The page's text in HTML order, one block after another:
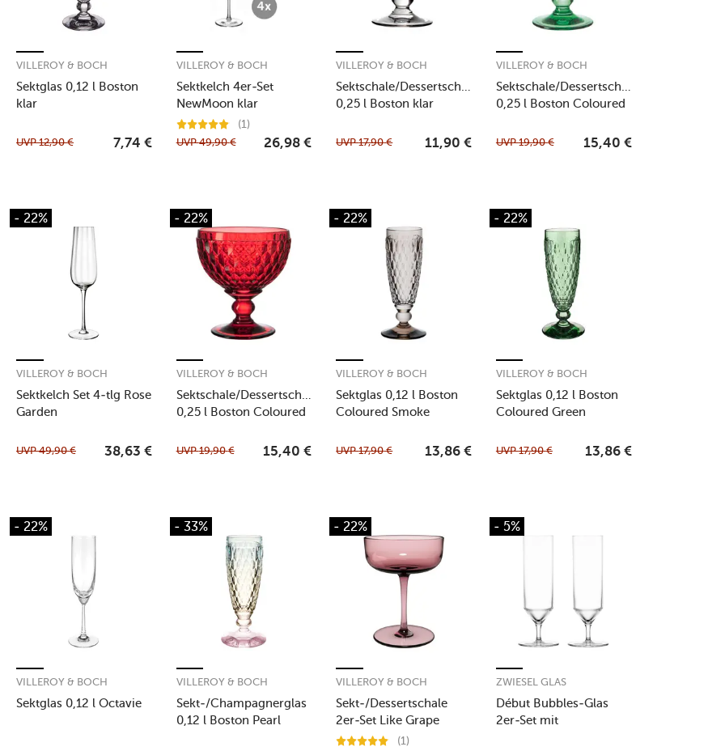
Sektglas 0,12 l Boston
klar
VILLEROY & BOCH
UVP12,90 € 7,74 €
Sektkelch 4er-Set
NewMoon klar
VILLEROY & BOCH
(1)
UVP49,90 € 26,98 €
Sektschale/Dessertschale
0,25 l Boston klar
VILLEROY & BOCH
UVP17,90 € 11,90 €
Sektschale/Dessertschale
0,25 l Boston Coloured
VILLEROY & BOCH
UVP19,90 € 15,40 €
- 22%
Sektkelch Set 4-tlg Rose
Garden
VILLEROY & BOCH
UVP49,90 € 38,63 €
- 22%
Sektschale/Dessertschale
0,25 l Boston Coloured
VILLEROY & BOCH
UVP19,90 € 15,40 €
- 22%
Sektglas 0,12 l Boston
Coloured Smoke
VILLEROY & BOCH
UVP17,90 € 13,86 €
- 22%
Sektglas 0,12 l Boston
Coloured Green
VILLEROY & BOCH
UVP17,90 € 13,86 €
- 22%
Sektglas 0,12 l Octavie
VILLEROY & BOCH
- 33%
Sekt-/Champagnerglas
0,12 l Boston Pearl
VILLEROY & BOCH
- 22%
Sekt-/Dessertschale
2er-Set Like Grape
VILLEROY & BOCH
(1)
- 5%
Début Bubbles-Glas
2er-Set mit
ZWIESEL GLAS